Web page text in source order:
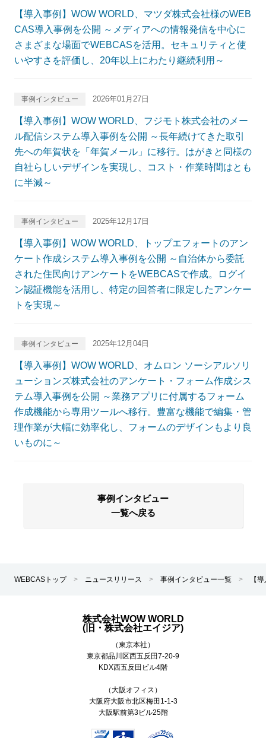
【導入事例】WOW WORLD、マツダ株式会社様のWEB
CAS導入事例を公開 ～メディアへの情報発信を中心に
さまざまな場面でWEBCASを活用。セキュリティと使
いやすさを評価し、20年以上にわたり継続利用～
事例インタビュー 2026年01月27日
【導入事例】WOW WORLD、フジモト株式会社のメー
ル配信システム導入事例を公開 ～長年続けてきた取引
先への年賀状を「年賀メール」に移行。はがきと同様の
自社らしいデザインを実現し、コスト・作業時間はとも
に半減～
事例インタビュー 2025年12月17日
【導入事例】WOW WORLD、トップエフォートのアン
ケート作成システム導入事例を公開 ～自治体から委託
された住民向けアンケートをWEBCASで作成。ログイ
ン認証機能を活用し、特定の回答者に限定したアンケー
トを実現～
事例インタビュー 2025年12月04日
【導入事例】WOW WORLD、オムロン ソーシアルソリ
ューションズ株式会社のアンケート・フォーム作成シス
テム導入事例を公開 ～業務アプリに付属するフォーム
作成機能から専用ツールへ移行。豊富な機能で編集・管
理作業が大幅に効率化し、フォームのデザインもより良
いものに～
事例インタビュー
一覧へ戻る
WEBCASトップ > ニュースリリース > 事例インタビュー一覧 > 【
株式会社WOW WORLD
(旧・株式会社エイジア)
（東京本社）
東京都品川区西五反田7-20-9
KDX西五反田ビル4階
（大阪オフィス）
大阪府大阪市北区梅田1-1-3
大阪駅前第3ビル25階